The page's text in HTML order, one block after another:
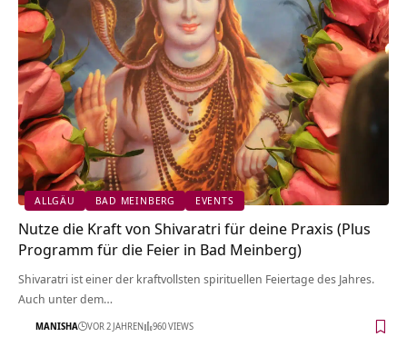
ALLGÄU BAD MEINBERG EVENTS
Nutze die Kraft von Shivaratri für deine Praxis (Plus
Programm für die Feier in Bad Meinberg)
Shivaratri ist einer der kraftvollsten spirituellen Feiertage des Jahres.
Auch unter dem…
MANISHA VOR 2 JAHREN 960 VIEWS